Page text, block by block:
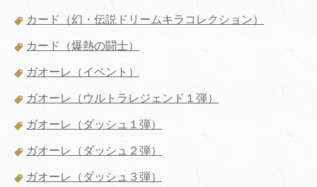
カード（幻・伝説ドリームキラコレクション）
カード（爆熱の闘士）
ガオーレ（イベント）
ガオーレ（ウルトラレジェンド１弾）
ガオーレ（ダッシュ１弾）
ガオーレ（ダッシュ２弾）
ガオーレ（ダッシュ３弾）